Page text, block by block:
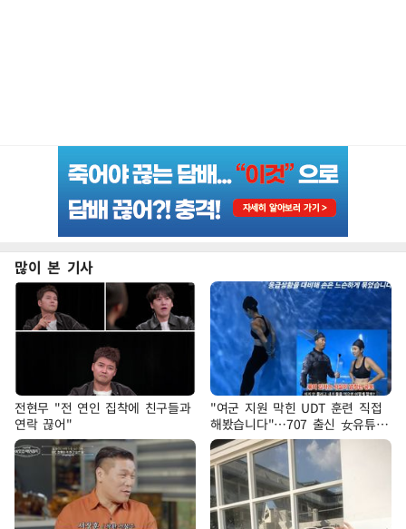
많이 본 기사
전현무 "전 연인 집착에 친구들과
연락 끊어"
"여군 지원 막힌 UDT 훈련 직접
해봤습니다"…707 출신 女유튜버
'완벽 소화'